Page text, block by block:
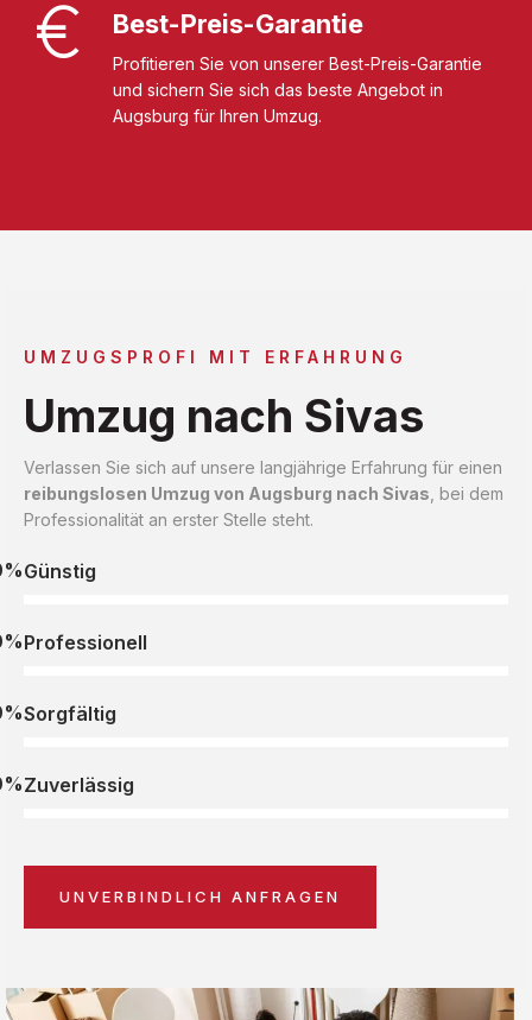
Best-Preis-Garantie
Profitieren Sie von unserer Best-Preis-Garantie
und sichern Sie sich das beste Angebot in
Augsburg für Ihren Umzug.
UMZUGSPROFI MIT ERFAHRUNG
Umzug nach Sivas
Verlassen Sie sich auf unsere langjährige Erfahrung für einen
reibungslosen Umzug von Augsburg nach Sivas , bei dem
Professionalität an erster Stelle steht.
Günstig
Professionell
Sorgfältig
Zuverlässig
UNVERBINDLICH ANFRAGEN